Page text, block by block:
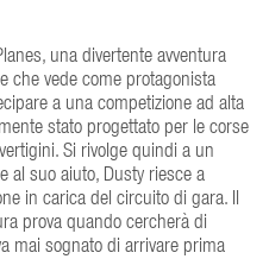
una divertente avventura
che vede come protagonista
a una competizione ad alta
stato progettato per le corse
Si rivolge quindi a un
al suo aiuto, Dusty riesce a
in carica del circuito di gara. Il
prova quando cercherà di
mai sognato di arrivare prima